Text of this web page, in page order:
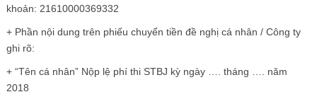
khoản: 21610000369332
+ Phần nội dung trên phiếu chuyển tiền đề nghị cá nhân / Công ty
ghi rõ:
+ “Tên cá nhân” Nộp lệ phí thi STBJ kỳ ngày …. tháng …. năm
2018